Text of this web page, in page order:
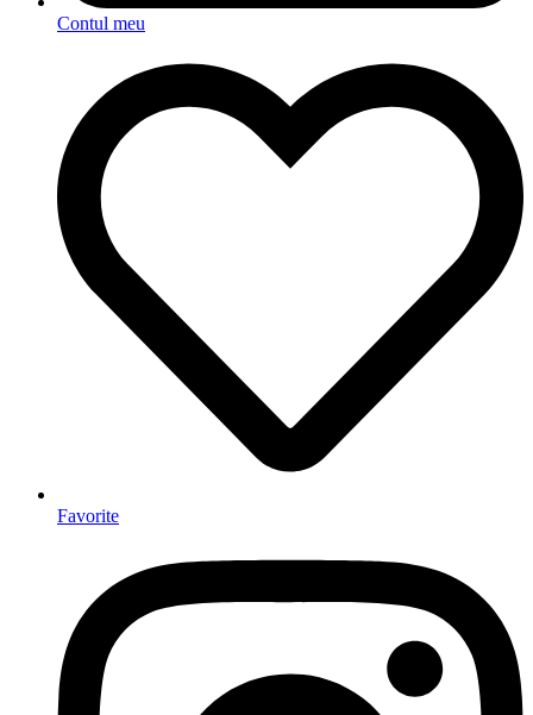
Contul meu
Favorite